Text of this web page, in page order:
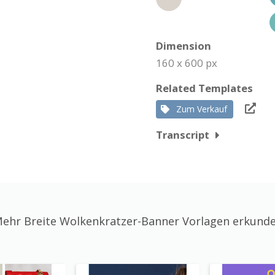
Dimension
160 x 600 px
Related Templates
Zum Verkauf
Transcript
Breite Wolkenkratzer-Banner Vorlagen